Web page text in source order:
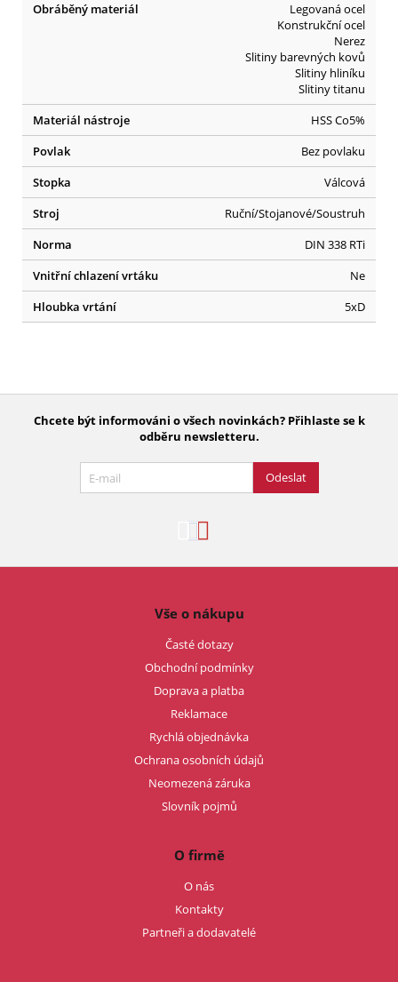
Obráběný materiál
Legovaná ocel
Konstrukční ocel
Nerez
Slitiny barevných kovů
Slitiny hliníku
Slitiny titanu
Materiál nástroje
HSS Co5%
Povlak
Bez povlaku
Stopka
Válcová
Stroj
Ruční/Stojanové/Soustruh
Norma
DIN 338 RTi
Vnitřní chlazení vrtáku
Ne
Hloubka vrtání
5xD
Chcete být informováni o všech novinkách? Přihlaste se k
odběru newsletteru.
Odeslat
Vše o nákupu
Časté dotazy
Obchodní podmínky
Doprava a platba
Reklamace
Rychlá objednávka
Ochrana osobních údajů
Neomezená záruka
Slovník pojmů
O firmě
O nás
Kontakty
Partneři a dodavatelé